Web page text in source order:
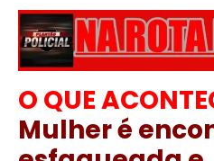
O QUE
Mulher é